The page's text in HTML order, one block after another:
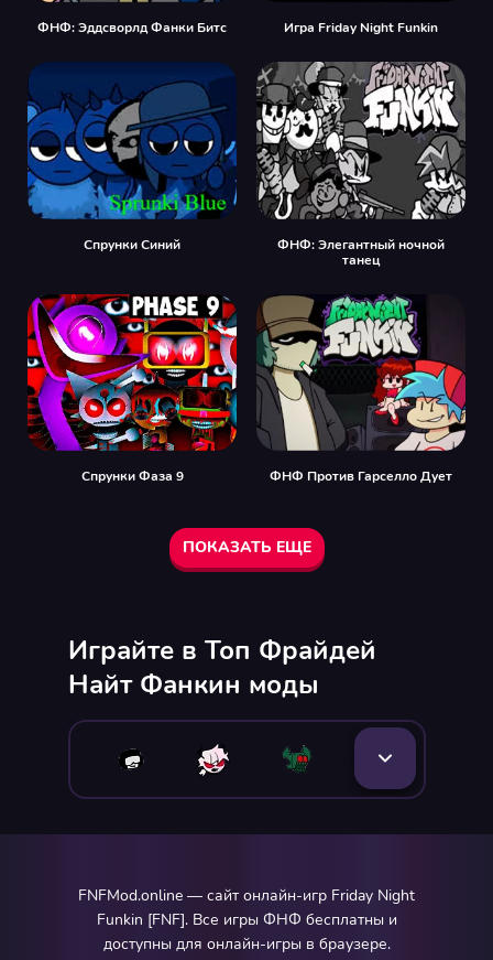
ФНФ: Эддсворлд Фанки Битс Игра Friday Night Funkin
Спрунки Синий
ФНФ: Элегантный ночной
танец
Спрунки Фаза 9 ФНФ Против Гарселло Дует
ПОКАЗАТЬ ЕЩЕ
Играйте в Топ Фрайдей
Найт Фанкин моды
FNFMod.online — сайт онлайн-игр Friday Night
Funkin [FNF]. Все игры ФНФ бесплатны и
доступны для онлайн-игры в браузере.